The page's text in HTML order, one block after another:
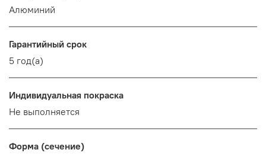
Алюминий
Гарантийный срок
5 год(а)
Индивидуальная покраска
Не выполняется
Форма (сечение)